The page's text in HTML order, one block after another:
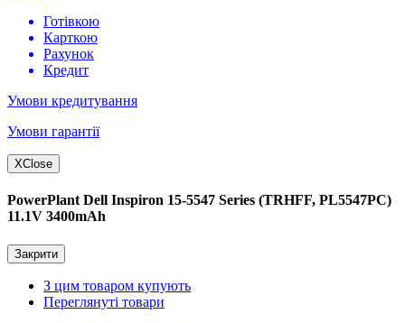
Готівкою
Карткою
Рахунок
Кредит
Умови кредитування
Умови гарантії
XClose
PowerPlant Dell Inspiron 15-5547 Series (TRHFF, PL5547PC)
11.1V 3400mAh
Закрити
З цим товаром купують
Переглянуті товари